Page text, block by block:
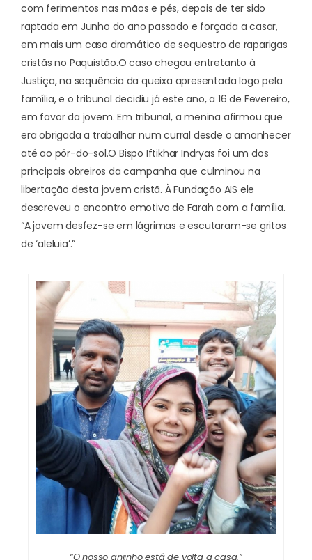
com ferimentos nas mãos e pés, depois de ter sido
raptada em Junho do ano passado e forçada a casar,
em mais um caso dramático de sequestro de raparigas
cristãs no Paquistão.O caso chegou entretanto à
Justiça, na sequência da queixa apresentada logo pela
família, e o tribunal decidiu já este ano, a 16 de Fevereiro,
em favor da jovem. Em tribunal, a menina afirmou que
era obrigada a trabalhar num curral desde o amanhecer
até ao pôr-do-sol.O Bispo Iftikhar Indryas foi um dos
principais obreiros da campanha que culminou na
libertação desta jovem cristã. À Fundação AIS ele
descreveu o encontro emotivo de Farah com a família.
“A jovem desfez-se em lágrimas e escutaram-se gritos
de ‘aleluia’.”
“O nosso anjinho está de volta a casa.”